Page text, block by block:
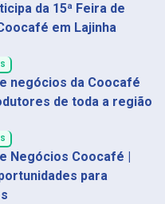
da 15ª Feira de
em Lajinha
negócios da Coocafé
de toda a região
Negócios Coocafé |
para